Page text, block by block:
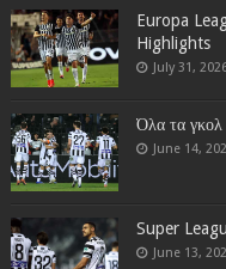
Europa
Highlights
July 31,
Όλα τα
June 14,
Super
June 13,